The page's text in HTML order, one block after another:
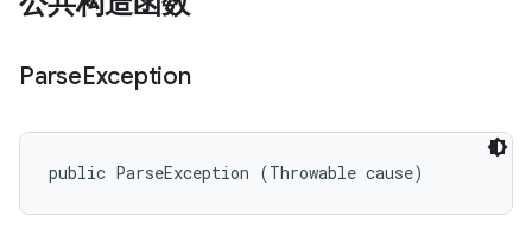
ParseException
public ParseException (Throwable cause)